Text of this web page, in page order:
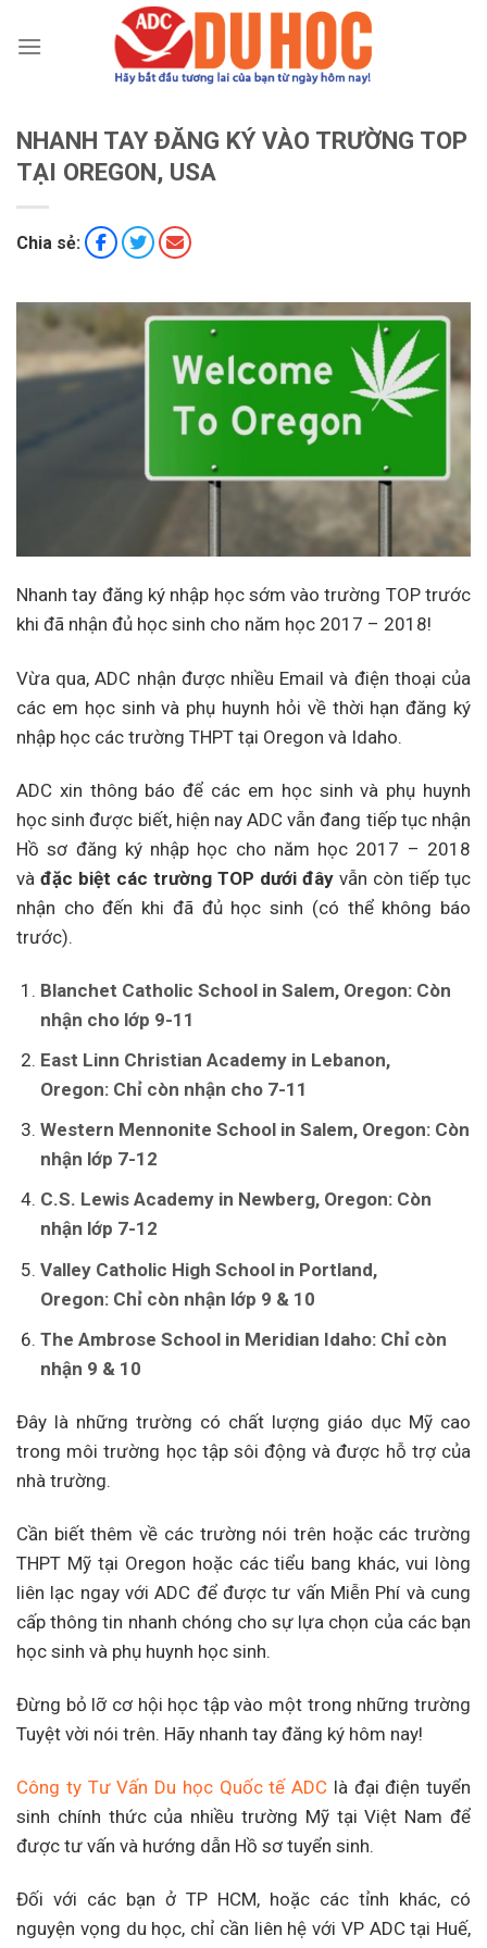
đến
NHANH TAY ĐĂNG KÝ VÀO TRƯỜNG TOP
TẠI OREGON, USA
Chia sẻ:
Nhanh tay đăng ký nhập học sớm vào trường TOP trước
khi đã nhận đủ học sinh cho năm học 2017 – 2018!
Vừa qua, ADC nhận được nhiều Email và điện thoại của
các em học sinh và phụ huynh hỏi về thời hạn đăng ký
nhập học các trường THPT tại Oregon và Idaho.
ADC xin thông báo để các em học sinh và phụ huynh
học sinh được biết, hiện nay ADC vẫn đang tiếp tục nhận
Hồ sơ đăng ký nhập học cho năm học 2017 – 2018
và đặc biệt các trường TOP dưới đây vẫn còn tiếp tục
nhận cho đến khi đã đủ học sinh (có thể không báo
trước).
Blanchet Catholic School in Salem, Oregon: Còn
nhận cho lớp 9-11
East Linn Christian Academy in Lebanon,
Oregon: Chỉ còn nhận cho 7-11
Western Mennonite School in Salem, Oregon: Còn
nhận lớp 7-12
C.S. Lewis Academy in Newberg, Oregon: Còn
nhận lớp 7-12
Valley Catholic High School in Portland,
Oregon: Chỉ còn nhận lớp 9 & 10
The Ambrose School in Meridian Idaho: Chỉ còn
nhận 9 & 10
Đây là những trường có chất lượng giáo dục Mỹ cao
trong môi trường học tập sôi động và được hỗ trợ của
nhà trường.
Cần biết thêm về các trường nói trên hoặc các trường
THPT Mỹ tại Oregon hoặc các tiểu bang khác, vui lòng
liên lạc ngay với ADC để được tư vấn Miễn Phí và cung
cấp thông tin nhanh chóng cho sự lựa chọn của các bạn
học sinh và phụ huynh học sinh.
Đừng bỏ lỡ cơ hội học tập vào một trong những trường
Tuyệt vời nói trên. Hãy nhanh tay đăng ký hôm nay!
Công ty Tư Vấn Du học Quốc tế ADC là đại điện tuyển
sinh chính thức của nhiều trường Mỹ tại Việt Nam để
được tư vấn và hướng dẫn Hồ sơ tuyển sinh.
Đối với các bạn ở TP HCM, hoặc các tỉnh khác, có
nguyện vọng du học, chỉ cần liên hệ với VP ADC tại Huế,